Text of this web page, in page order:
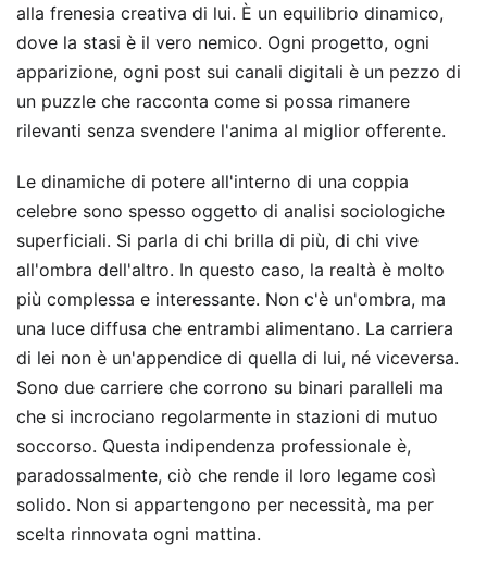
alla frenesia creativa di lui. È un equilibrio dinamico,
dove la stasi è il vero nemico. Ogni progetto, ogni
apparizione, ogni post sui canali digitali è un pezzo di
un puzzle che racconta come si possa rimanere
rilevanti senza svendere l'anima al miglior offerente.
Le dinamiche di potere all'interno di una coppia
celebre sono spesso oggetto di analisi sociologiche
superficiali. Si parla di chi brilla di più, di chi vive
all'ombra dell'altro. In questo caso, la realtà è molto
più complessa e interessante. Non c'è un'ombra, ma
una luce diffusa che entrambi alimentano. La carriera
di lei non è un'appendice di quella di lui, né viceversa.
Sono due carriere che corrono su binari paralleli ma
che si incrociano regolarmente in stazioni di mutuo
soccorso. Questa indipendenza professionale è,
paradossalmente, ciò che rende il loro legame così
solido. Non si appartengono per necessità, ma per
scelta rinnovata ogni mattina.